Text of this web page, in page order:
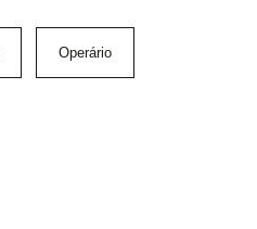
Operário